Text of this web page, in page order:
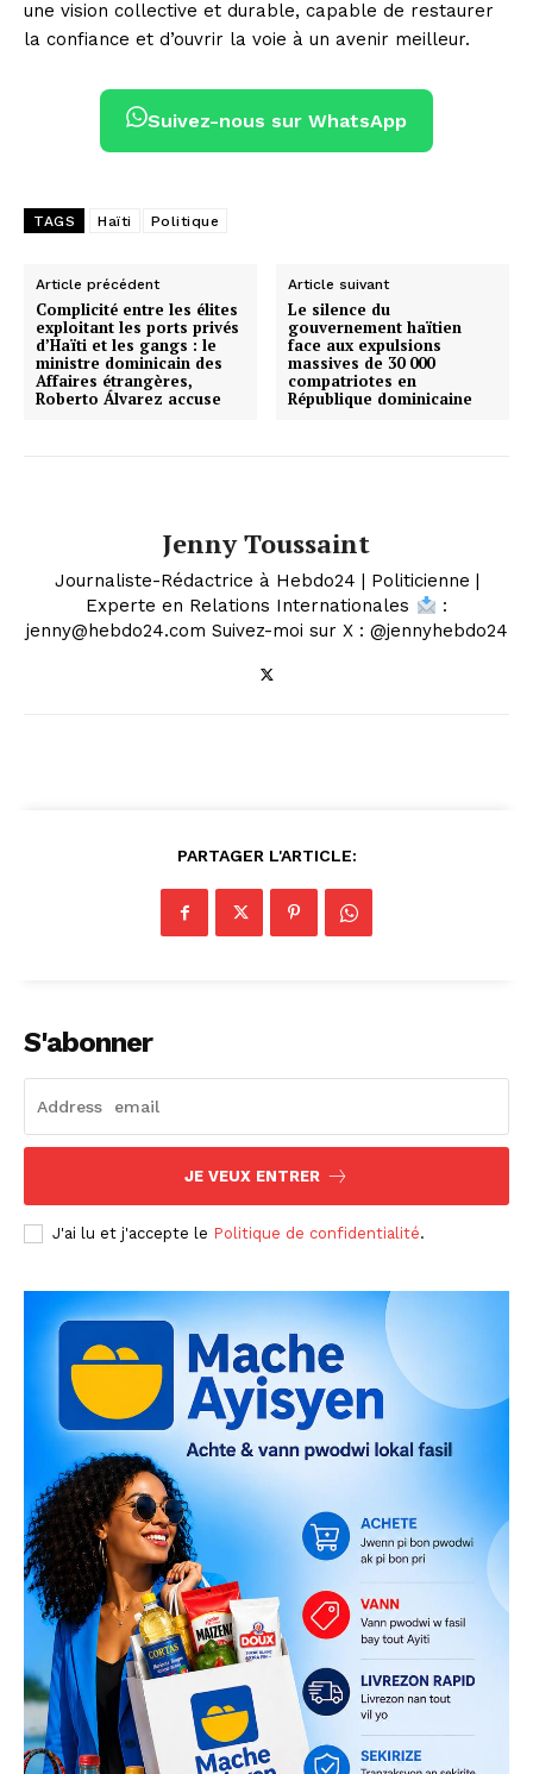
une vision collective et durable, capable de restaurer
la confiance et d’ouvrir la voie à un avenir meilleur.
Suivez-nous sur WhatsApp
TAGS Haïti Politique
Article précédent
Complicité entre les élites
exploitant les ports privés
d’Haïti et les gangs : le
ministre dominicain des
Affaires étrangères,
Roberto Álvarez accuse
Article suivant
Le silence du
gouvernement haïtien
face aux expulsions
massives de 30 000
compatriotes en
République dominicaine
Jenny Toussaint
Journaliste-Rédactrice à Hebdo24 | Politicienne |
Experte en Relations Internationales
:
jenny@hebdo24.com Suivez-moi sur X : @jennyhebdo24
PARTAGER L'ARTICLE:
S'abonner
JE VEUX ENTRER
J'ai lu et j'accepte le Politique de confidentialité.